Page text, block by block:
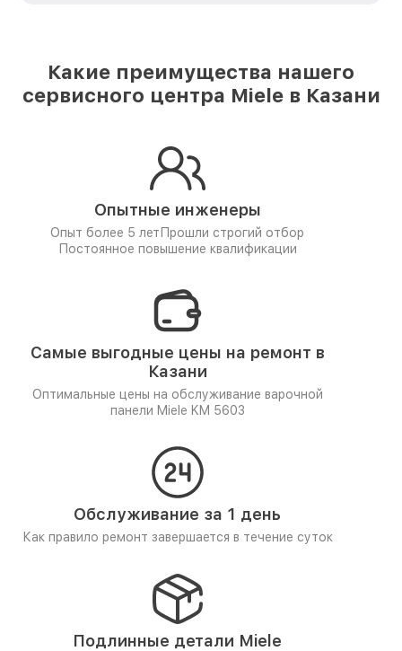
Какие преимущества нашего
сервисного центра Miele в Казани
Опытные инженеры
Опыт более 5 лет Прошли строгий отбор
Постоянное повышение квалификации
Самые выгодные цены на ремонт в
Казани
Оптимальные цены на обслуживание варочной
панели Miele KM 5603
Обслуживание за 1 день
Как правило ремонт завершается в течение суток
Подлинные детали Miele